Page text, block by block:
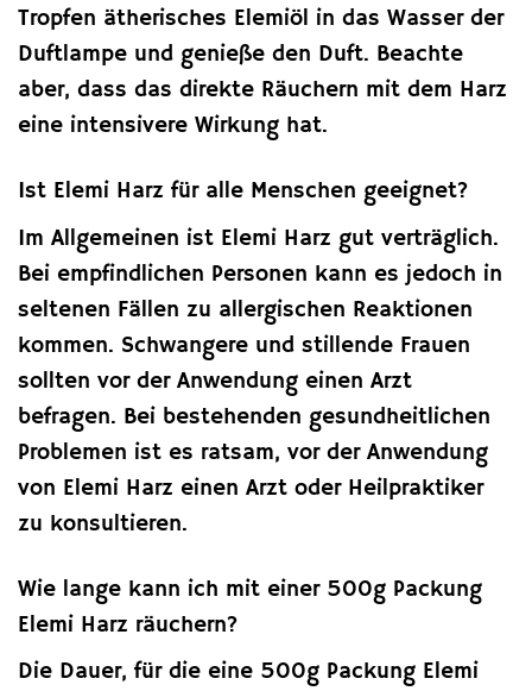
Tropfen ätherisches Elemiöl in das Wasser der
Duftlampe und genieße den Duft. Beachte
aber, dass das direkte Räuchern mit dem Harz
eine intensivere Wirkung hat.
Ist Elemi Harz für alle Menschen geeignet?
Im Allgemeinen ist Elemi Harz gut verträglich.
Bei empfindlichen Personen kann es jedoch in
seltenen Fällen zu allergischen Reaktionen
kommen. Schwangere und stillende Frauen
sollten vor der Anwendung einen Arzt
befragen. Bei bestehenden gesundheitlichen
Problemen ist es ratsam, vor der Anwendung
von Elemi Harz einen Arzt oder Heilpraktiker
zu konsultieren.
Wie lange kann ich mit einer 500g Packung
Elemi Harz räuchern?
Die Dauer, für die eine 500g Packung Elemi